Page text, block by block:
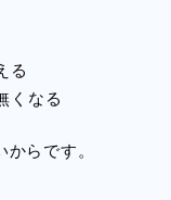
る
くなる
らです。